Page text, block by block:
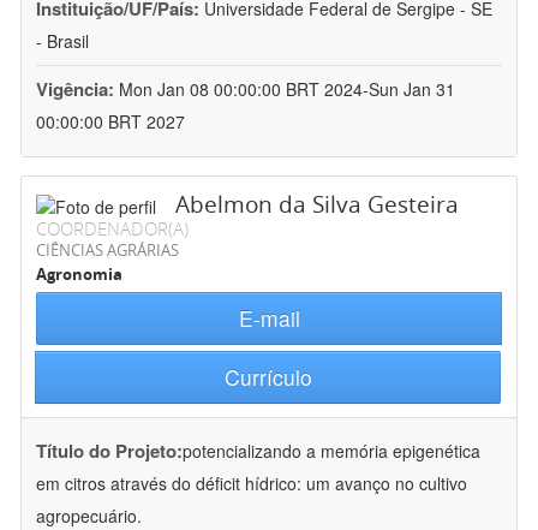
Instituição/UF/País: Universidade Federal de Sergipe - SE
- Brasil
Vigência: Mon Jan 08 00:00:00 BRT 2024-Sun Jan 31
00:00:00 BRT 2027
Abelmon da Silva Gesteira
COORDENADOR(A)
CIÊNCIAS AGRÁRIAS
Agronomia
E-mail
Currículo
Título do Projeto:potencializando a memória epigenética
em citros através do déficit hídrico: um avanço no cultivo
agropecuário.